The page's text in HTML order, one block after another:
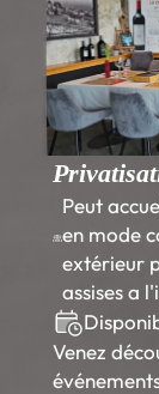
Peut
en mode
extérieur
assises a
Venez